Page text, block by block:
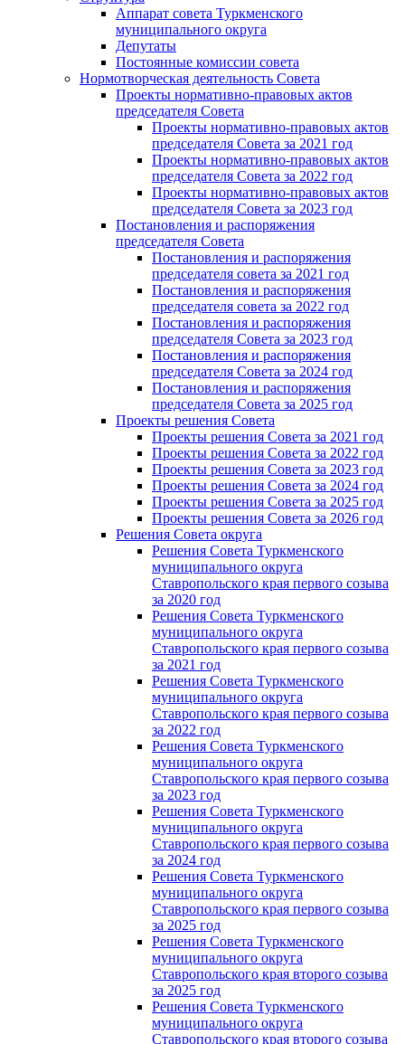
Аппарат совета Туркменского
муниципального округа
Депутаты
Постоянные комиссии совета
Нормотворческая деятельность Совета
Проекты нормативно-правовых актов
председателя Cовета
Проекты нормативно-правовых актов
председателя Cовета за 2021 год
Проекты нормативно-правовых актов
председателя Cовета за 2022 год
Проекты нормативно-правовых актов
председателя Cовета за 2023 год
Постановления и распоряжения
председателя Cовета
Постановления и распоряжения
председателя совета за 2021 год
Постановления и распоряжения
председателя совета за 2022 год
Постановления и распоряжения
председателя Cовета за 2023 год
Постановления и распоряжения
председателя Cовета за 2024 год
Постановления и распоряжения
председателя Cовета за 2025 год
Проекты решения Cовета
Проекты решения Совета за 2021 год
Проекты решения Совета за 2022 год
Проекты решения Cовета за 2023 год
Проекты решения Совета за 2024 год
Проекты решения Совета за 2025 год
Проекты решения Совета за 2026 год
Решения Совета округа
Решения Совета Туркменского
муниципального округа
Ставропольского края первого созыва
за 2020 год
Решения Совета Туркменского
муниципального округа
Ставропольского края первого созыва
за 2021 год
Решения Совета Туркменского
муниципального округа
Ставропольского края первого созыва
за 2022 год
Решения Совета Туркменского
муниципального округа
Ставропольского края первого созыва
за 2023 год
Решения Совета Туркменского
муниципального округа
Ставропольского края первого созыва
за 2024 год
Решения Совета Туркменского
муниципального округа
Ставропольского края первого созыва
за 2025 год
Решения Совета Туркменского
муниципального округа
Ставропольского края второго созыва
за 2025 год
Решения Совета Туркменского
муниципального округа
Ставропольского края второго созыва